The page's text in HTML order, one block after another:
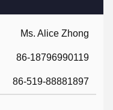
Ms. Alice Zhong
86-18796990119
86-519-88881897